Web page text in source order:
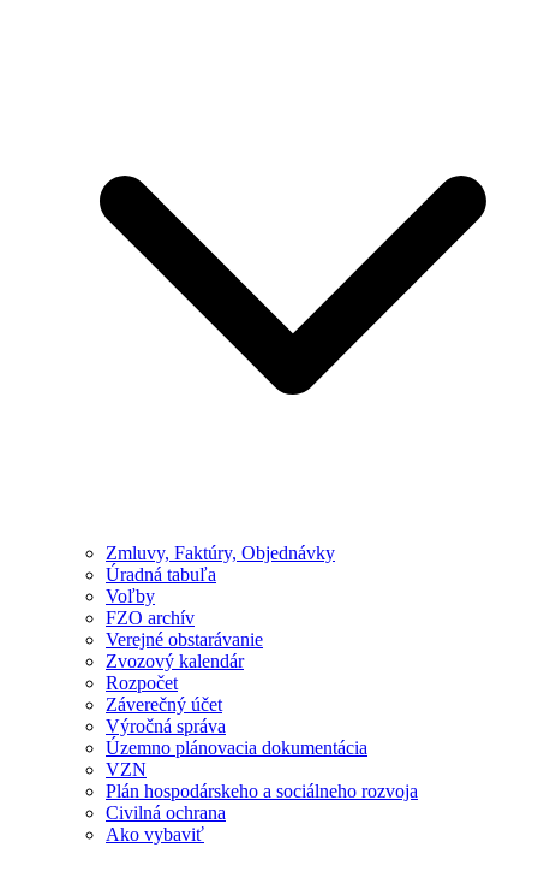
Zmluvy, Faktúry, Objednávky
Úradná tabuľa
Voľby
FZO archív
Verejné obstarávanie
Zvozový kalendár
Rozpočet
Záverečný účet
Výročná správa
Územno plánovacia dokumentácia
VZN
Plán hospodárskeho a sociálneho rozvoja
Civilná ochrana
Ako vybaviť